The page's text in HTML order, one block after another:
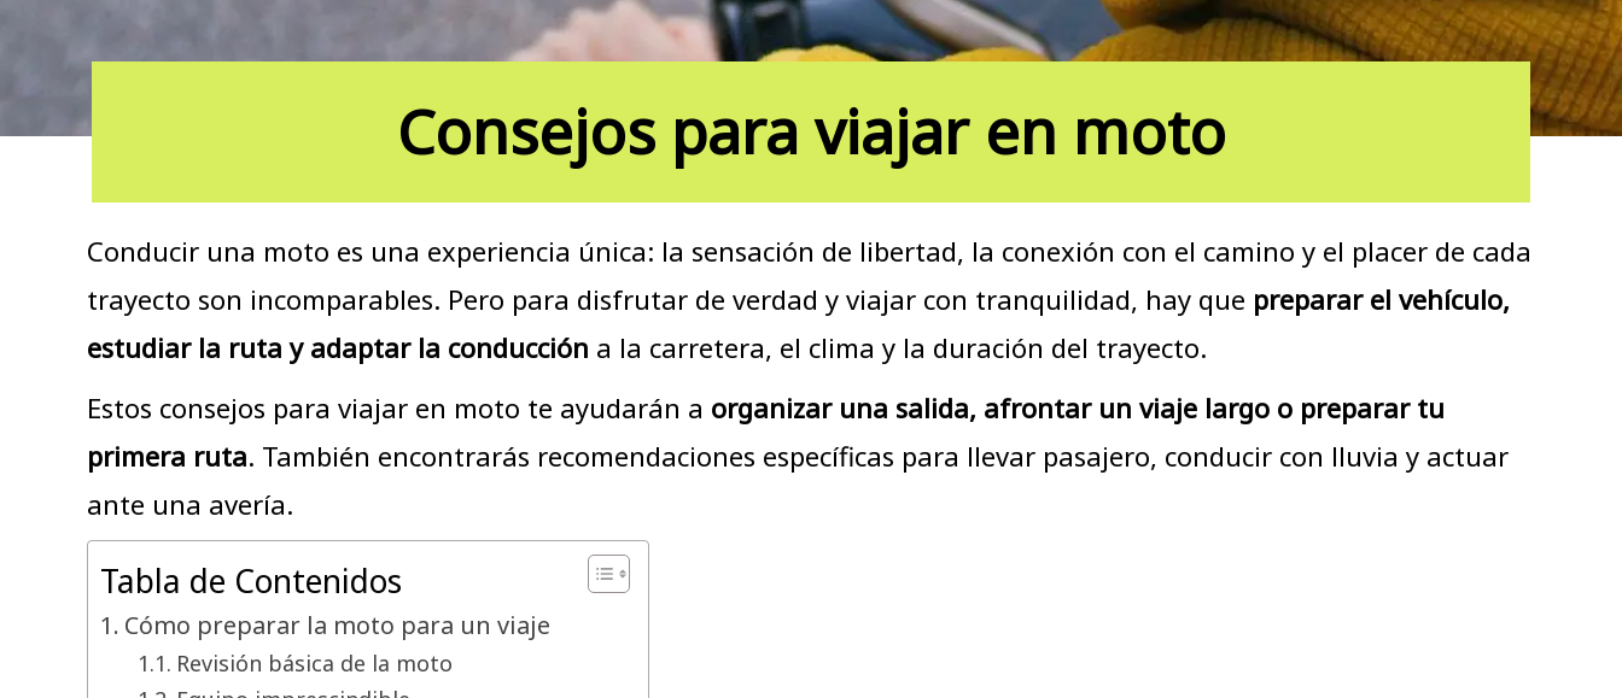
Consejos para viajar en moto
Conducir una moto es una experiencia única: la sensación de libertad, la conexión con el camino y el placer de cada
trayecto son incomparables. Pero para disfrutar de verdad y viajar con tranquilidad, hay que preparar el vehículo,
estudiar la ruta y adaptar la conducción a la carretera, el clima y la duración del trayecto.
Estos consejos para viajar en moto te ayudarán a organizar una salida, afrontar un viaje largo o preparar tu
primera ruta. También encontrarás recomendaciones específicas para llevar pasajero, conducir con lluvia y actuar
ante una avería.
Tabla de Contenidos
Cómo preparar la moto para un viaje
Revisión básica de la moto